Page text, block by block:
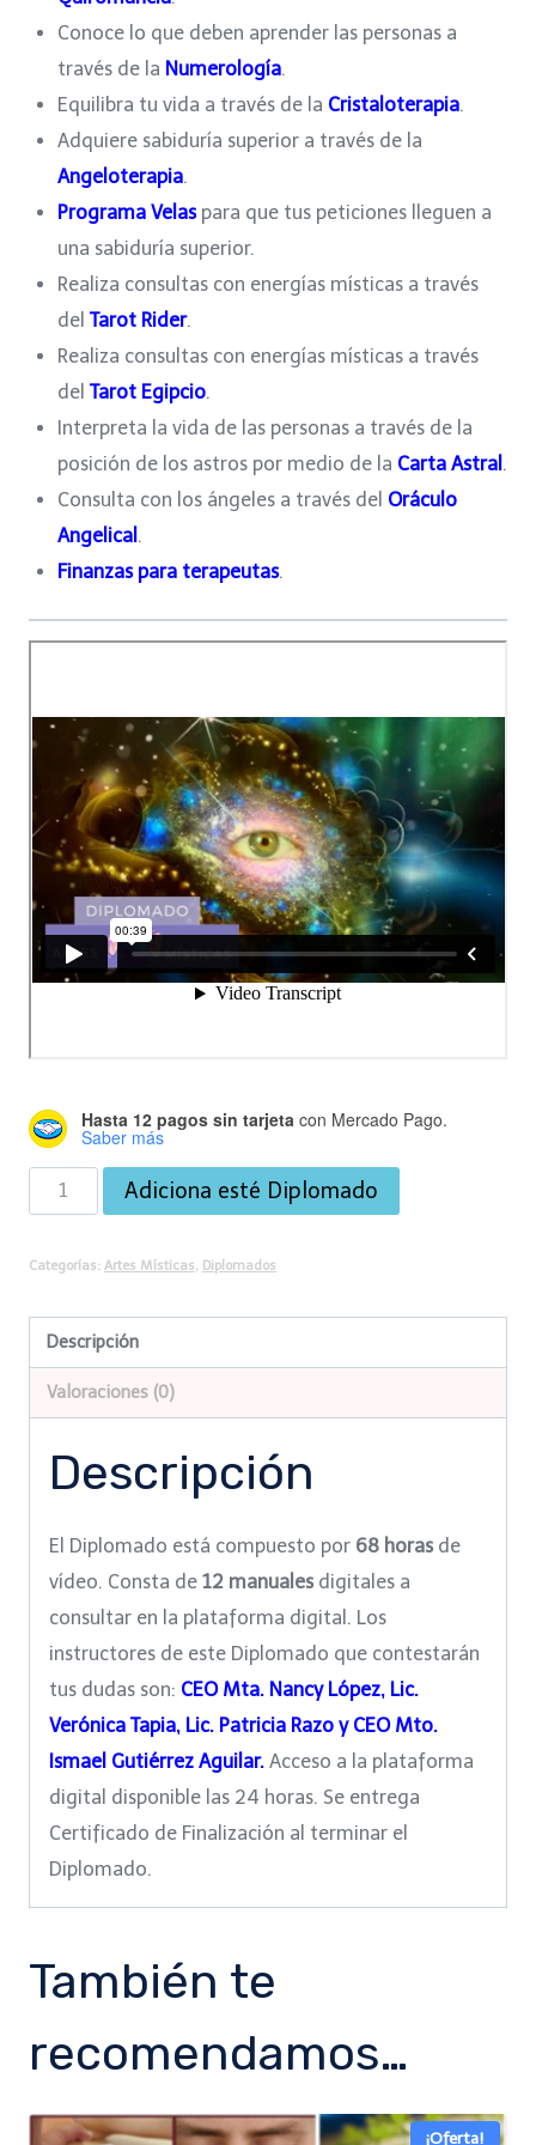
Conoce lo que deben aprender las personas a
través de la Numerología.
Equilibra tu vida a través de la Cristaloterapia.
Adquiere sabiduría superior a través de la
Angeloterapia.
Programa Velaspara que tus peticiones lleguen a
una sabiduría superior.
Realiza consultas con energías místicas a través
del Tarot Rider.
Realiza consultas con energías místicas a través
del Tarot Egipcio.
Interpreta la vida de las personas a través de la
posición de los astros por medio de la Carta Astral .
Consulta con los ángeles a través del Oráculo
Angelical .
Finanzas para terapeutas.
Hasta 12 pagos sin tarjeta con Mercado Pago.
Saber más
Diplomado
de
precio
de
cantidad
Adiciona esté Diplomado
Categorías: Artes Místicas Diplomados
Descripción
Valoraciones (0)
Descripción
El Diplomado está compuesto por 68 horas de
vídeo. Consta de 12 manuales digitales a
consultar en la plataforma digital. Los
instructores de este Diplomado que contestarán
tus dudas son: CEO Mta. Nancy López, Lic.
Verónica Tapia, Lic. Patricia Razo y CEO Mto.
Ismael Gutiérrez Aguilar. Acceso a la plataforma
digital disponible las 24 horas. Se entrega
Certificado de Finalización al terminar el
Diplomado.
También te
recomendamos…
¡Oferta!